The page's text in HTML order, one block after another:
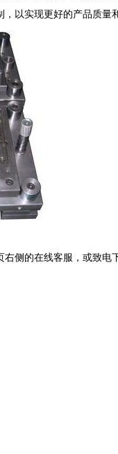
以实现更好的产品质量
侧的在线客服，或致电